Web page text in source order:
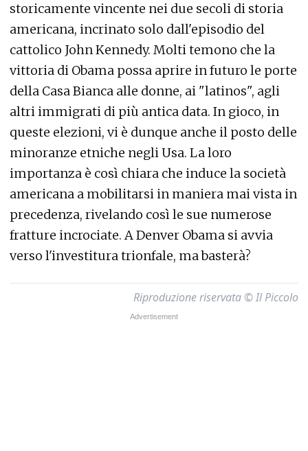
storicamente vincente nei due secoli di storia
americana, incrinato solo dall'episodio del
cattolico John Kennedy. Molti temono che la
vittoria di Obama possa aprire in futuro le porte
della Casa Bianca alle donne, ai "latinos", agli
altri immigrati di più antica data. In gioco, in
queste elezioni, vi è dunque anche il posto delle
minoranze etniche negli Usa. La loro
importanza è così chiara che induce la società
americana a mobilitarsi in maniera mai vista in
precedenza, rivelando così le sue numerose
fratture incrociate. A Denver Obama si avvia
verso l'investitura trionfale, ma basterà?
Riproduzione riservata © Il Piccolo